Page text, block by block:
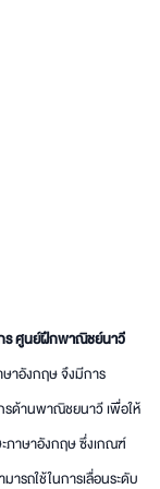
ร ศูนย์ฝึกพาณิชย์นาวี
ษาอังกฤษ จึงมีการ
รด้านพาณิชยนาวี เพื่อให้
าษาอังกฤษ ซึ่งเกณฑ์
ารถใช้ในการเลื่อนระดับ